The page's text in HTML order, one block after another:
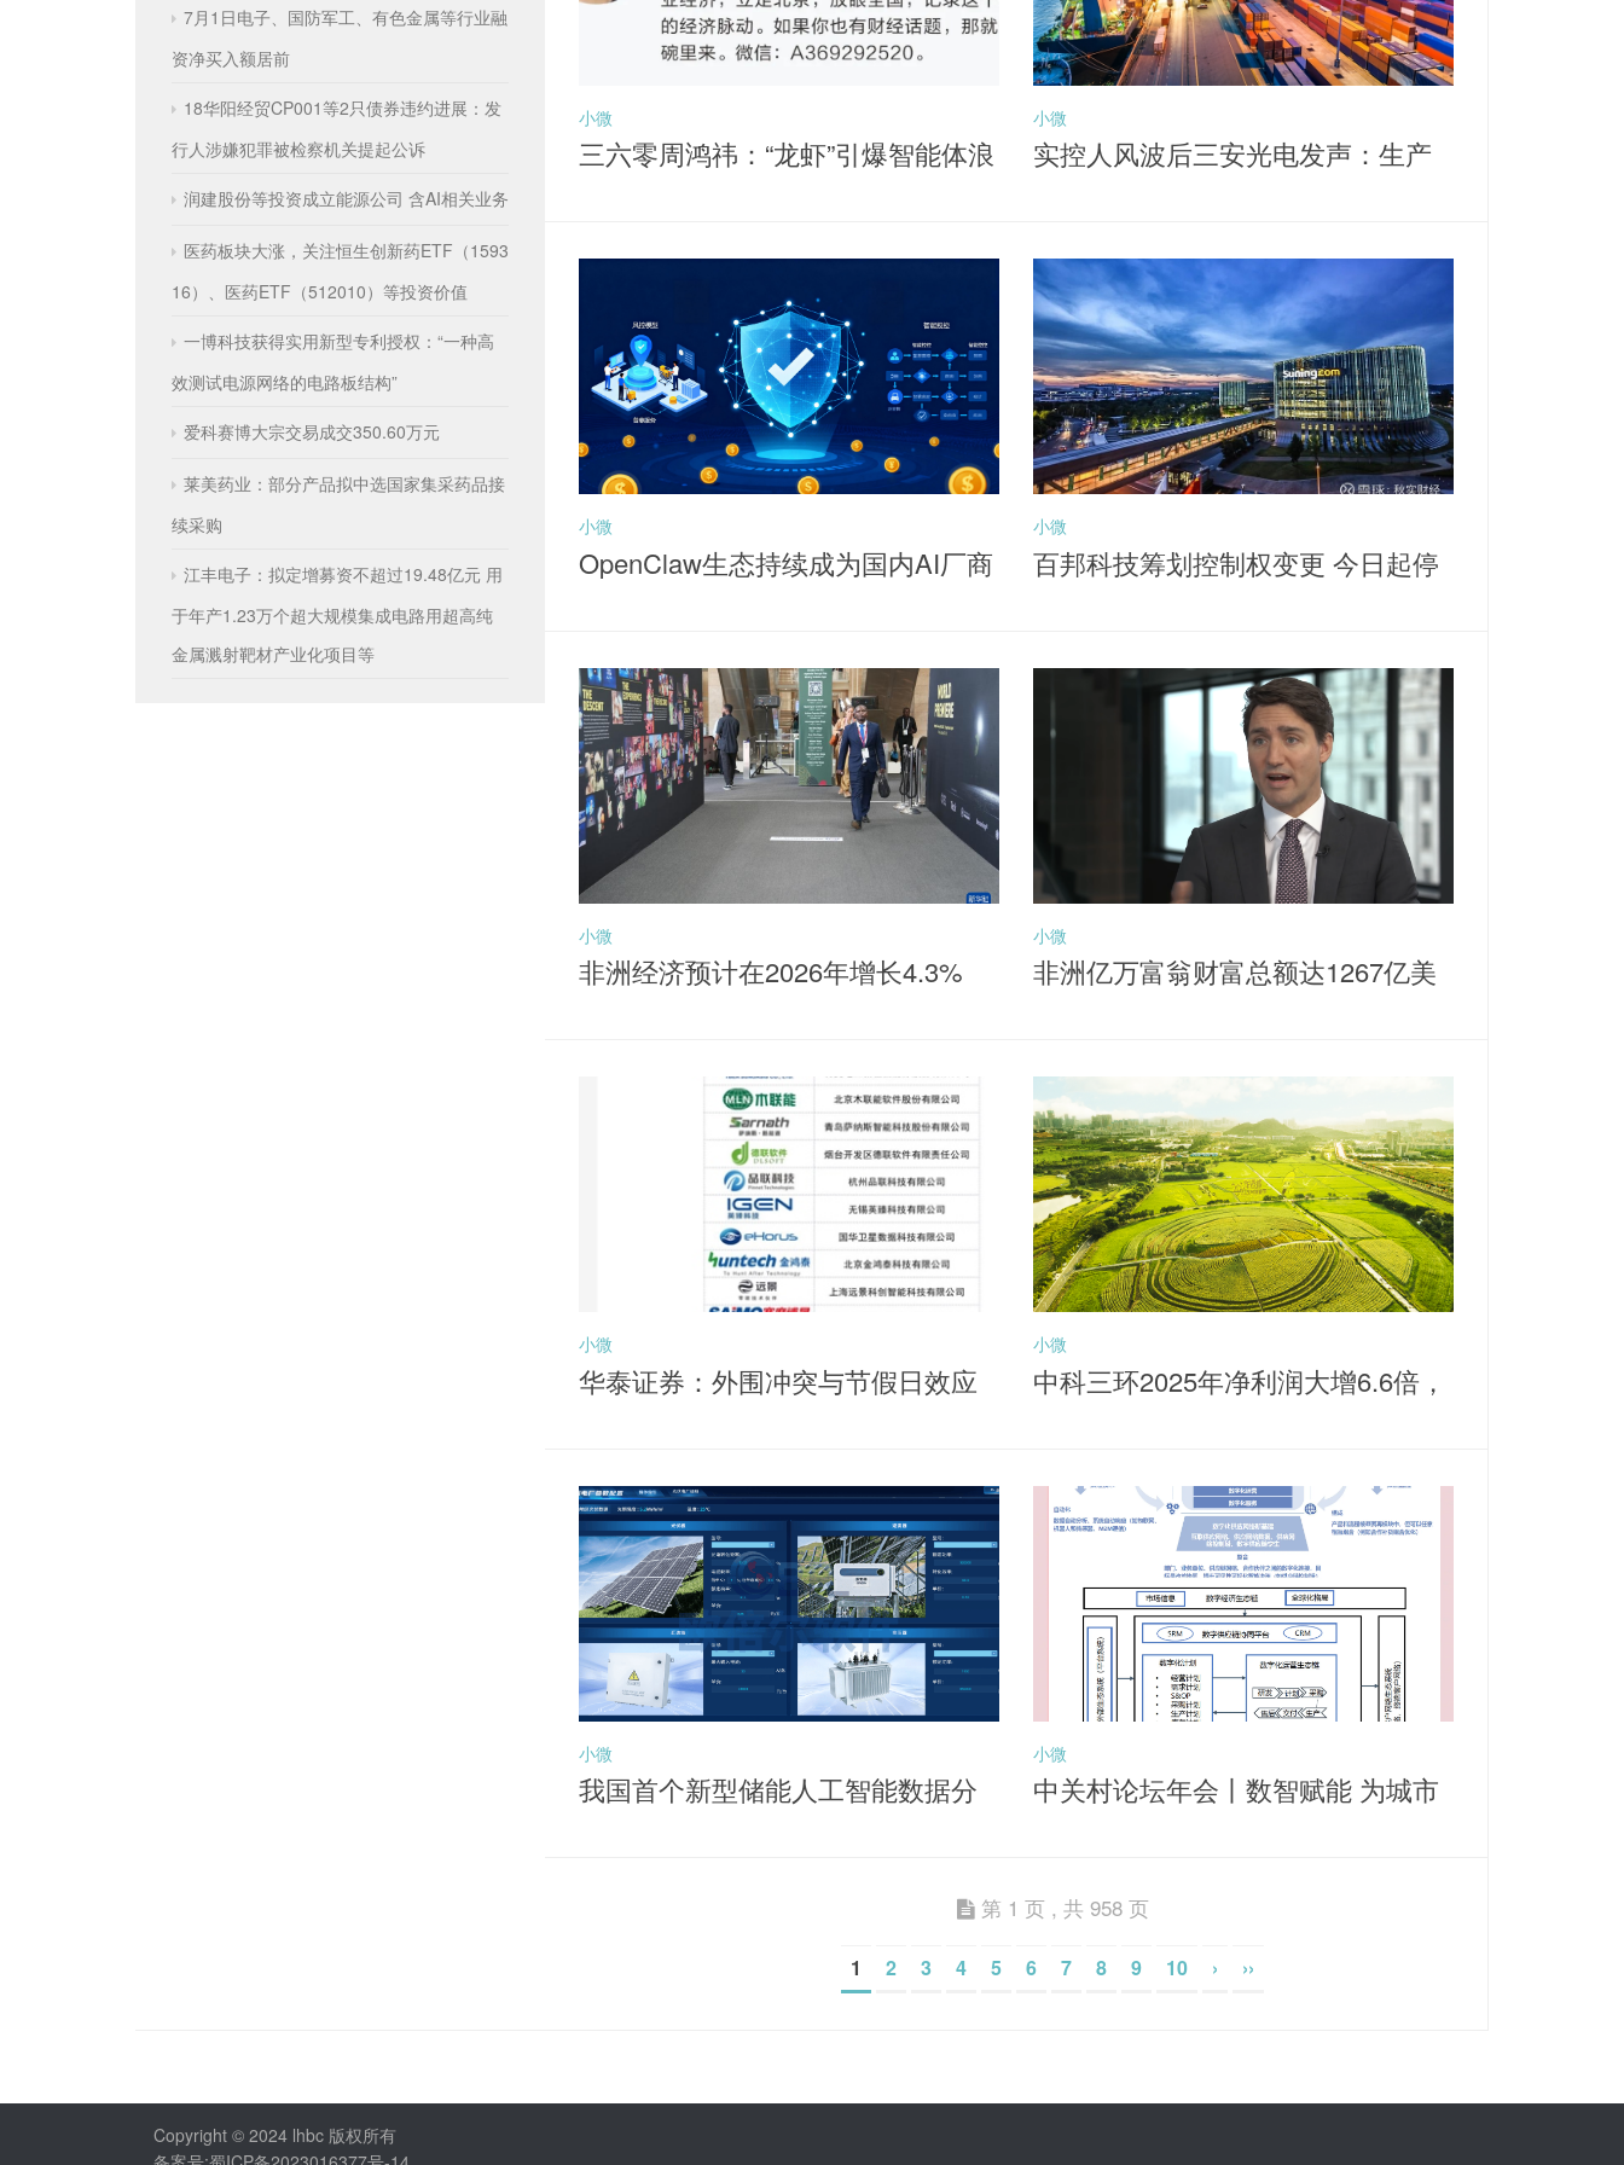
小微
三六零周鸿祎：“龙虾”引爆智能体浪
小微
实控人风波后三安光电发声：生产
小微
OpenClaw生态持续成为国内AI厂商
20910）布局机会
小微
百邦科技筹划控制权变更 今日起停
小微
非洲经济预计在2026年增长4.3%
小微
非洲亿万富翁财富总额达1267亿美
小微
华泰证券：外围冲突与节假日效应
小微
中科三环2025年净利润大增6.6倍，
小微
我国首个新型储能人工智能数据分
小微
中关村论坛年会丨数智赋能 为城市
第 1 页 , 共 958 页
1 2 3 4 5 6 7 8 9 10 › ››
7月1日电子、国防军工、有色金属等行业融
资净买入额居前
18华阳经贸CP001等2只债券违约进展：发
行人涉嫌犯罪被检察机关提起公诉
润建股份等投资成立能源公司 含AI相关业务
医药板块大涨，关注恒生创新药ETF（1593
16）、医药ETF（512010）等投资价值
一博科技获得实用新型专利授权：“一种高
效测试电源网络的电路板结构”
爱科赛博大宗交易成交350.60万元
莱美药业：部分产品拟中选国家集采药品接
续采购
江丰电子：拟定增募资不超过19.48亿元 用
于年产1.23万个超大规模集成电路用超高纯
金属溅射靶材产业化项目等
Copyright © 2024 lhbc 版权所有